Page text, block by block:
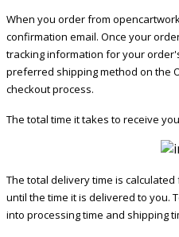
Маленький
Рация плоской формы весом
батареей и небольших
ложится в ладонь и карманы,
Прочный и
Благодаря поликарбонатному
When you order from
confirmation email. Once your
tracking information for your
preferred shipping method on the
checkout process.
The total time it takes to receive
The total delivery time is
until the time it is delivered to you.
into processing time and shipping